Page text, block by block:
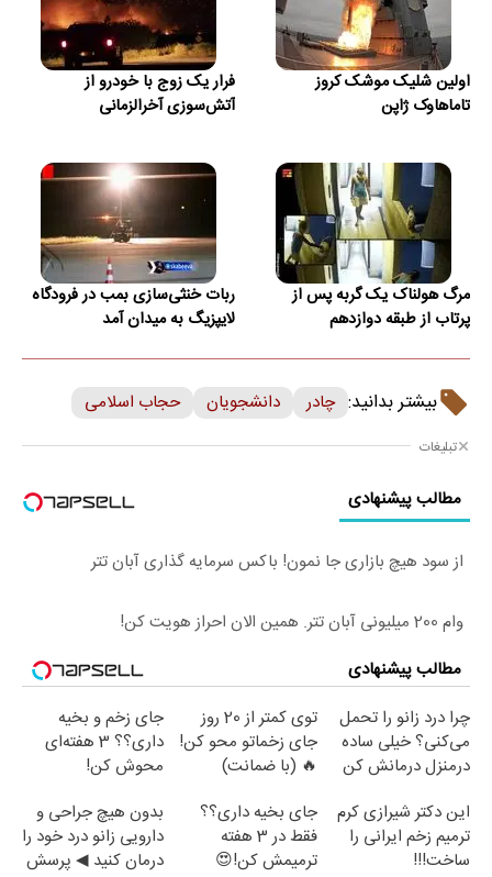
اولین شلیک موشک کروز
تاماهاوک ژاپن
فرار یک زوج با خودرو از
آتش‌سوزی آخرالزمانی
مرگ هولناک یک گربه پس از
پرتاب از طبقه دوازدهم
ربات خنثی‌سازی بمب در فرودگاه
لایپزیگ به میدان آمد
بیشتر بدانید: چادر دانشجویان حجاب اسلامی
تبلیغات
مطالب پیشنهادی
از سود هیچ بازاری جا نمون! باکس سرمایه گذاری آبان تتر
وام 200 میلیونی آبان تتر. همین الان احراز هویت کن!
مطالب پیشنهادی
چرا درد زانو را تحمل
می‌کنی؟ خیلی ساده
درمنزل درمانش کن
توی کمتر از 20 روز
جای زخماتو محو کن!
🔥 (با ضمانت)
جای زخم و بخیه
داری؟؟ 3 هفته‌ای
محوش کن!
این دکتر شیرازی کرم
ترمیم زخم ایرانی را
ساخت!!!
جای بخیه داری؟؟
فقط در 3 هفته
ترمیمش کن!😍
بدون هیچ جراحی و
دارویی زانو درد خود را
درمان کنید ◀ پرسش